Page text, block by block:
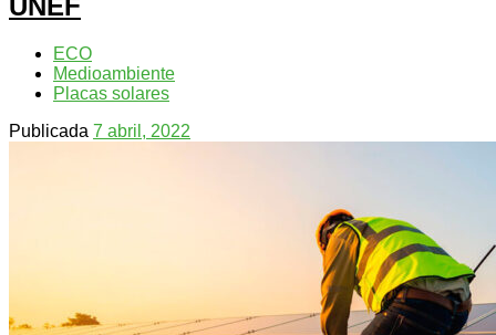
UNEF
ECO
Medioambiente
Placas solares
Publicada 7 abril, 2022